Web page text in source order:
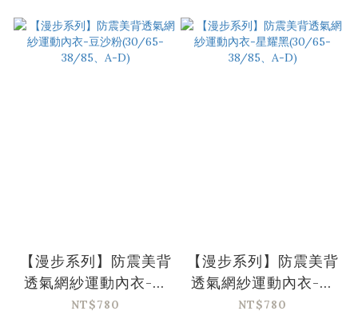
【漫步系列】防震美背
透氣網紗運動內衣-豆
沙粉(30/65-38/85、
NT$780
【漫步系列】防震美背
透氣網紗運動內衣-星
耀黑(30/65-38/85、
NT$780